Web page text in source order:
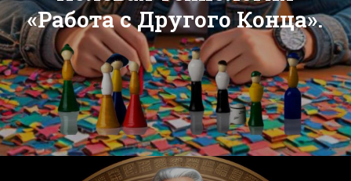
«Работа с Другого Конца».